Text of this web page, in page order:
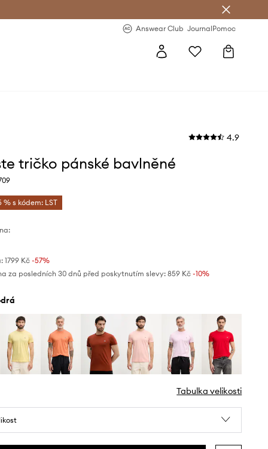
Answear Club JournalPomoc
4.9
tričko pánské bavlněné
% s kódem: LST
1799 Kč-57%
za posledních 30 dnů před poskytnutím slevy: 859 Kč -10%
Tabulka velikosti